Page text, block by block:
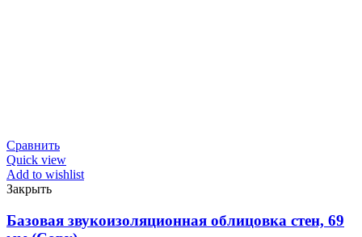
Сравнить
Quick view
Add to wishlist
Закрыть
Базовая звукоизоляционная облицовка стен, 69